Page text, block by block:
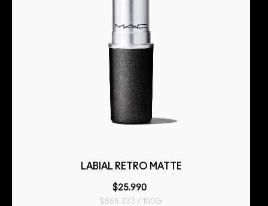
LABIAL RETRO MATTE
$25.990
$866.333 / 100G